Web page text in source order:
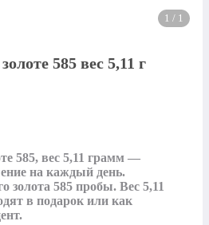
1 / 1
585 вес 5,11 г
585, вес 5,11 грамм —
на каждый день.
золота 585 пробы. Вес 5,11
в подарок или как